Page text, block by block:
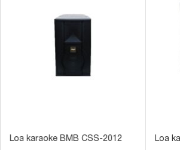
Loa karaoke BMB CSS-2012 Loa